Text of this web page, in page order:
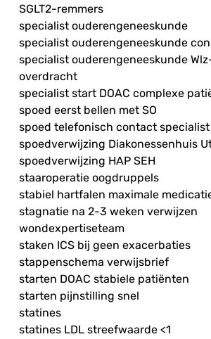
SGLT2-remmers
specialist ouderengeneeskunde
specialist ouderengeneeskunde
specialist ouderengeneeskunde
overdracht
specialist start DOAC complexe
spoed eerst bellen met SO
spoed telefonisch contact specialist
spoedverwijzing Diakonessenhuis
spoedverwijzing HAP SEH
staaroperatie oogdruppels
stabiel hartfalen maximale
stagnatie na 2-3 weken verwijzen
wondexpertiseteam
staken ICS bij geen exacerbaties
stappenschema verwijsbrief
starten DOAC stabiele patiënten
starten pijnstilling snel
statines
statines LDL streefwaarde <1